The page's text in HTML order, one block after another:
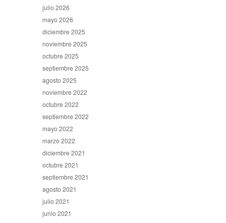
julio 2026
mayo 2026
diciembre 2025
noviembre 2025
octubre 2025
septiembre 2025
agosto 2025
noviembre 2022
octubre 2022
septiembre 2022
mayo 2022
marzo 2022
diciembre 2021
octubre 2021
septiembre 2021
agosto 2021
julio 2021
junio 2021